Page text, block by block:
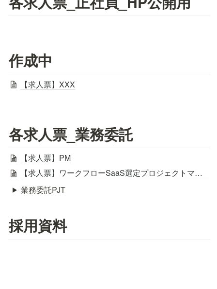
作成中
【求人票】XXX
各求人票_業務委託
【求人票】PM
【求人票】ワークフローSaaS選定プロジェクトマネージャー（PM）
業務委託PJT
採用資料